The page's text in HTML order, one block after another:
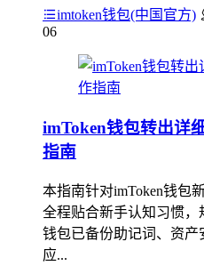
imtoken钱包(中国官方)
06
imToken钱包转出详
指南
本指南针对imToken钱包
全程贴合新手认知习惯，
钱包已备份助记词、资产
应...